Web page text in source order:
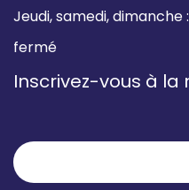
Jeudi, samedi, dimanche :
fermé
Inscrivez-vous à la